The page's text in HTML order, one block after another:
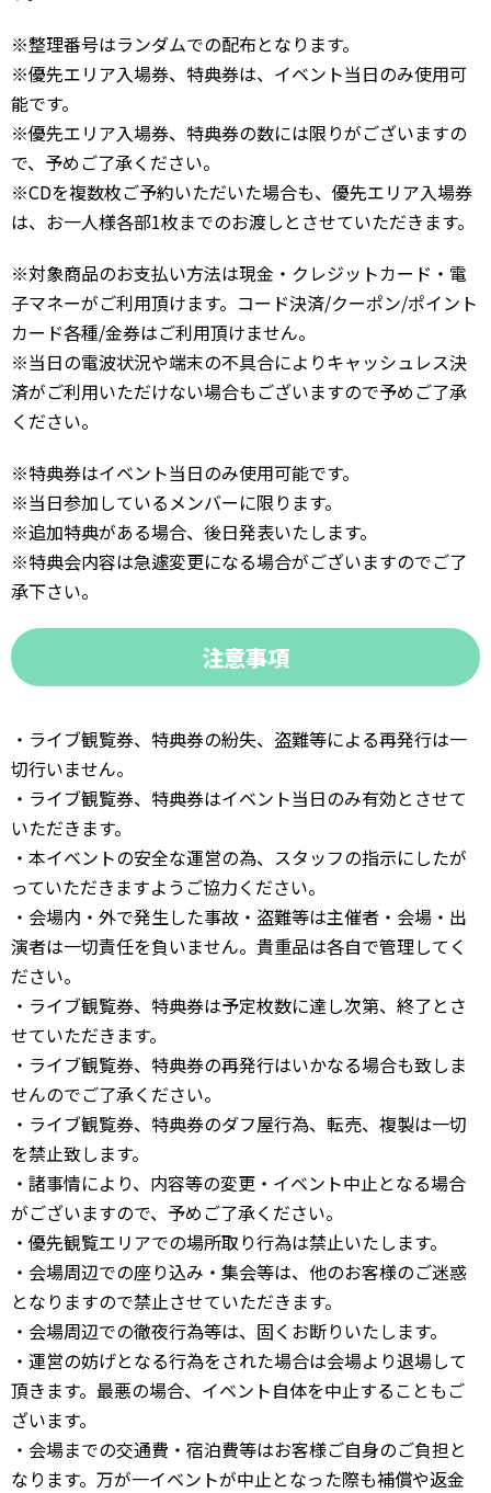
※整理番号はランダムでの配布となります。
※優先エリア入場券、特典券は、イベント当日のみ使用可
能です。
※優先エリア入場券、特典券の数には限りがございますの
で、予めご了承ください。
※CDを複数枚ご予約いただいた場合も、優先エリア入場券
は、お一人様各部1枚までのお渡しとさせていただきます。
※対象商品のお支払い方法は現金・クレジットカード・電
子マネーがご利用頂けます。コード決済/クーポン/ポイント
カード各種/金券はご利用頂けません。
※当日の電波状況や端末の不具合によりキャッシュレス決
済がご利用いただけない場合もございますので予めご了承
ください。
※特典券はイベント当日のみ使用可能です。
※当日参加しているメンバーに限ります。
※追加特典がある場合、後日発表いたします。
※特典会内容は急遽変更になる場合がございますのでご了
承下さい。
注意事項
・ライブ観覧券、特典券の紛失、盗難等による再発行は一
切行いません。
・ライブ観覧券、特典券はイベント当日のみ有効とさせて
いただきます。
・本イベントの安全な運営の為、スタッフの指示にしたが
っていただきますようご協力ください。
・会場内・外で発生した事故・盗難等は主催者・会場・出
演者は一切責任を負いません。貴重品は各自で管理してく
ださい。
・ライブ観覧券、特典券は予定枚数に達し次第、終了とさ
せていただきます。
・ライブ観覧券、特典券の再発行はいかなる場合も致しま
せんのでご了承ください。
・ライブ観覧券、特典券のダフ屋行為、転売、複製は一切
を禁止致します。
・諸事情により、内容等の変更・イベント中止となる場合
がございますので、予めご了承ください。
・優先観覧エリアでの場所取り行為は禁止いたします。
・会場周辺での座り込み・集会等は、他のお客様のご迷惑
となりますので禁止させていただきます。
・会場周辺での徹夜行為等は、固くお断りいたします。
・運営の妨げとなる行為をされた場合は会場より退場して
頂きます。最悪の場合、イベント自体を中止することもご
ざいます。
・会場までの交通費・宿泊費等はお客様ご自身のご負担と
なります。万が一イベントが中止となった際も補償や返金